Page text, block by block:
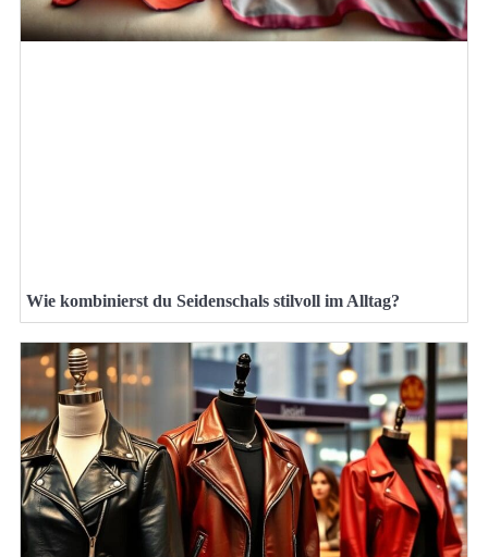
Wie kombinierst du Seidenschals stilvoll im Alltag?